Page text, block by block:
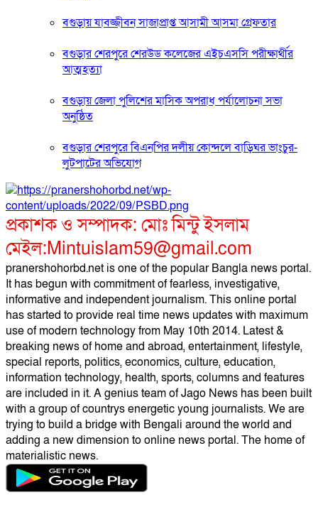
বগুড়ায় যাবজ্জীবন সাজাপ্রাপ্ত আসামী আসমা গ্রেফতার
বগুড়ার শেরপুরে শেরউড কলেজের এইচএসসি পরীক্ষার্থীর
আত্মহত্যা
বগুড়ায় জেলা পুলিশের মাসিক অপরাধ পর্যালোচনা সভা
অনুষ্ঠিত
বগুড়ার শেরপুরে বিএনপির দলীয় কোন্দলে বাড়িঘর ভাংচুর-
লুটপাটের অভিযোগ
প্রকাশক ও সম্পাদক: মোঃ মিন্টু ইসলাম
মেইল:Mintuislam59@gmail.com
pranershohorbd.net is one of the popular Bangla news portal.
It has begun with commitment of fearless, investigative,
informative and independent journalism. This online portal
has started to provide real time news updates with maximum
use of modern technology from May 10th 2014. Latest &
breaking news of home and abroad, entertainment, lifestyle,
special reports, politics, economics, culture, education,
information technology, health, sports, columns and features
are included in it. A genius team of Jago News has been built
with a group of countrys energetic young journalists. We are
trying to build a bridge with Bengali around the world and
adding a new dimension to online news portal. The home of
materialistic news.